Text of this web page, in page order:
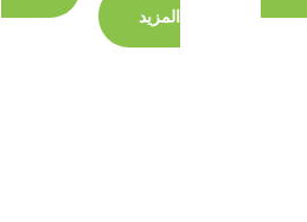
المزيد